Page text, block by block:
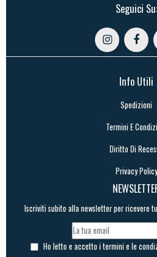
Seguici Su:
Info Utili
Spedizioni
Termini E
Diritto Di
Privacy Policy
Iscriviti subito alla newsletter per ricevere
Ho letto e accetto i termini e le